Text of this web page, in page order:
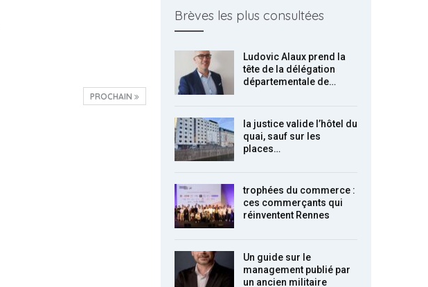
PROCHAIN
Brèves les plus consultées
Ludovic Alaux prend la
tête de la délégation
départementale de…
la justice valide l’hôtel du
quai, sauf sur les
places…
trophées du commerce :
ces commerçants qui
réinventent Rennes
Un guide sur le
management publié par
un ancien militaire